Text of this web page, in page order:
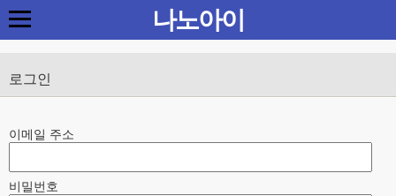
로그인
이메일 주소
비밀번호
나노아이